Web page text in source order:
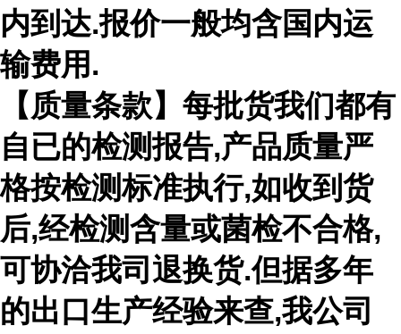
内到达.报价一般均含国内运
输费用 .
【质量条款】每批货我们都有
自已的检测报告,产品质量严
格按检测标准执行,如收到货
后,经检测含量或菌检不合格,
可协洽我司退换货.但据多年
的出口生产经验来查,我公司